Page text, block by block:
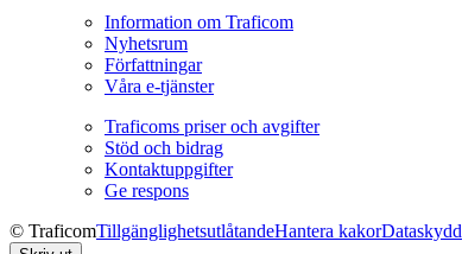
Information om Traficom
Nyhetsrum
Författningar
Våra e-tjänster
Traficoms priser och avgifter
Stöd och bidrag
Kontaktuppgifter
Ge respons
© TraficomTillgänglighetsutlåtandeHantera kakorDataskydd